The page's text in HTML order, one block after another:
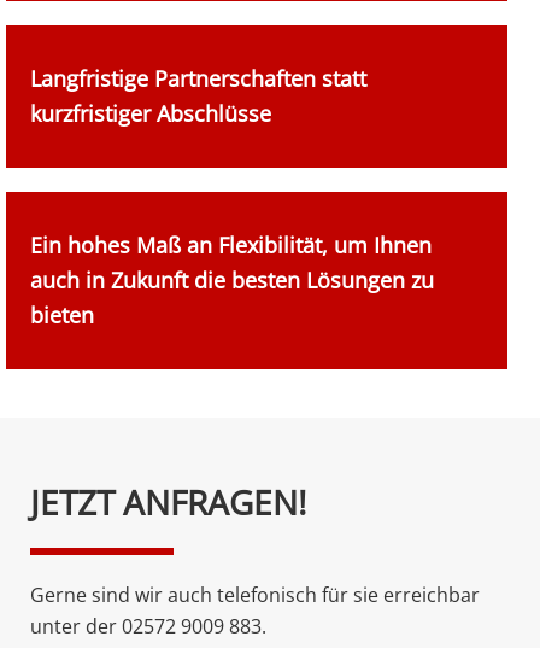
Langfristige Partnerschaften statt
kurzfristiger Abschlüsse
Ein hohes Maß an Flexibilität, um Ihnen
auch in Zukunft die besten Lösungen zu
bieten
Bitte
lasse
dieses
leer.
JETZT ANFRAGEN!
Gerne sind wir auch telefonisch für sie erreichbar
unter der 02572 9009 883.